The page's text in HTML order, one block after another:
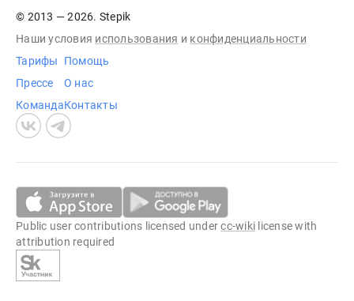
© 2013 — 2026. Stepik
Наши условия использования и конфиденциальности
Тарифы
Прессе
Команда
Помощь
О нас
Контакты
Public user contributions licensed undercc-wiki license with
attribution required